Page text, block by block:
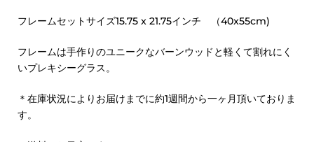
フレームセットサイズ15.75 x 21.75インチ （40x55cm)
フレームは手作りのユニークなバーンウッドと軽くて割れにく
いプレキシーグラス。
＊在庫状況によりお届けまでに約1週間から一ヶ月頂いておりま
す。